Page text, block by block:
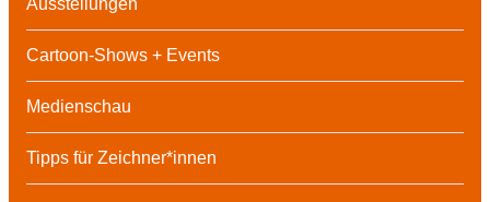
Cartoon-Shows + Events
Medienschau
Tipps für Zeichner*innen